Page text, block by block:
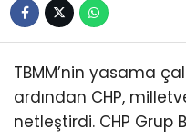
TBMM’nin yasama
ardından CHP,
netleştirdi. CHP Grup